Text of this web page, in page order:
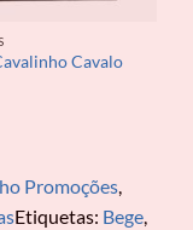
Cavalo
Promoções,
Etiquetas: Bege,